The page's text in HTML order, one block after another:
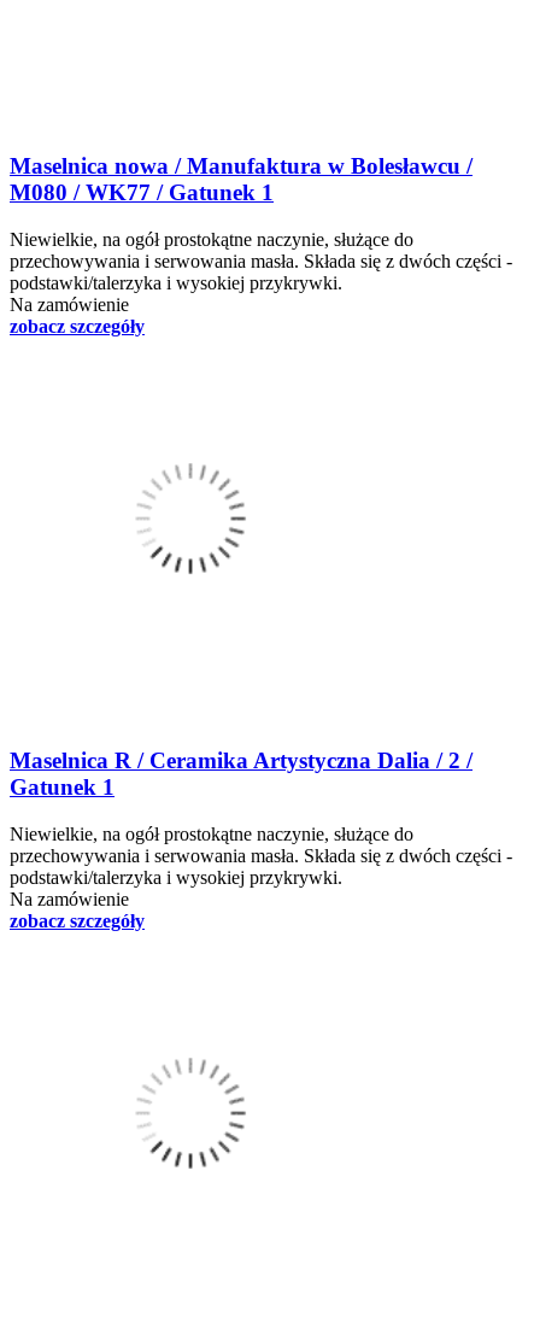
Maselnica nowa / Manufaktura w Bolesławcu /
M080 / WK77 / Gatunek 1
Niewielkie, na ogół prostokątne naczynie, służące do
przechowywania i serwowania masła. Składa się z dwóch części -
podstawki/talerzyka i wysokiej przykrywki.
Na zamówienie
zobacz szczegóły
Maselnica R / Ceramika Artystyczna Dalia / 2 /
Gatunek 1
Niewielkie, na ogół prostokątne naczynie, służące do
przechowywania i serwowania masła. Składa się z dwóch części -
podstawki/talerzyka i wysokiej przykrywki.
Na zamówienie
zobacz szczegóły